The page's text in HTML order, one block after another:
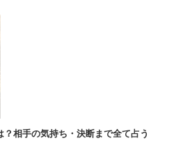
相手の気持ち・決断まで全て占う